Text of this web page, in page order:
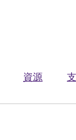
資源